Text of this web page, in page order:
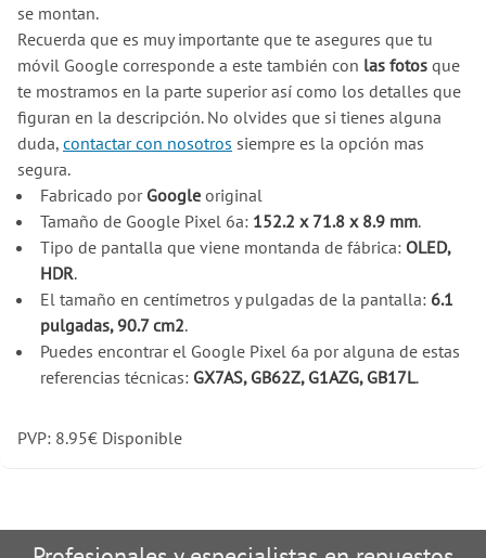
se montan.
Recuerda que es muy importante que te asegures que tu
móvil Google corresponde a este también con las fotos que
te mostramos en la parte superior así como los detalles que
figuran en la descripción. No olvides que si tienes alguna
duda, contactar con nosotros siempre es la opción mas
segura.
Fabricado por Googleoriginal
Tamaño de Google Pixel 6a: 152.2 x 71.8 x 8.9 mm.
Tipo de pantalla que viene montanda de fábrica: OLED,
HDR.
El tamaño en centímetros y pulgadas de la pantalla: 6.1
pulgadas, 90.7 cm2.
Puedes encontrar el Google Pixel 6a por alguna de estas
referencias técnicas: GX7AS, GB62Z, G1AZG, GB17L.
PVP: 8.95€ Disponible